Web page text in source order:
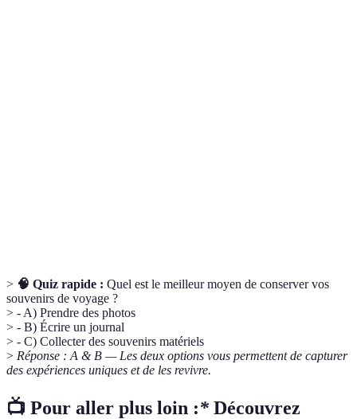
> 🧠 Quiz rapide : Quel est le meilleur moyen de conserver vos
souvenirs de voyage ?
> - A) Prendre des photos
> - B) Écrire un journal
> - C) Collecter des souvenirs matériels
> Réponse : A & B — Les deux options vous permettent de capturer
des expériences uniques et de les revivre.
📺 Pour aller plus loin :* Découvrez